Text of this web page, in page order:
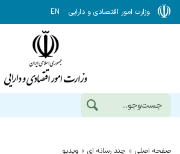
وزارت امور اقتصادی و دارایی EN
صفحه اصلی چند رسانه ای ویدیو